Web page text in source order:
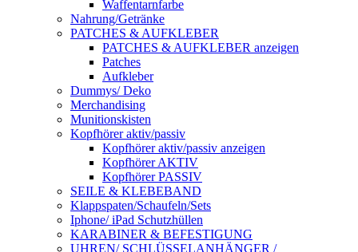
Waffentarnfarbe
Nahrung/Getränke
PATCHES & AUFKLEBER
PATCHES & AUFKLEBER anzeigen
Patches
Aufkleber
Dummys/ Deko
Merchandising
Munitionskisten
Kopfhörer aktiv/passiv
Kopfhörer aktiv/passiv anzeigen
Kopfhörer AKTIV
Kopfhörer PASSIV
SEILE & KLEBEBAND
Klappspaten/Schaufeln/Sets
Iphone/ iPad Schutzhüllen
KARABINER & BEFESTIGUNG
UHREN/ SCHLÜSSELANHÄNGER /